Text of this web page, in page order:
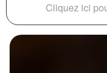
Cliquez ici